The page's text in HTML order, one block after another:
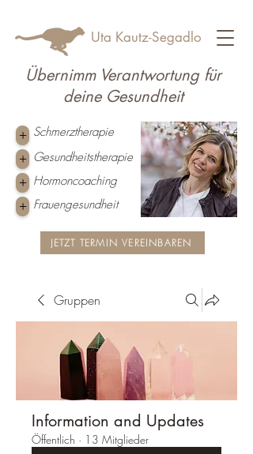
Uta Kautz-Segadlo
Übernimm Verantwortung für
deine Gesundheit
+
+
+
+
Schmerztherapie
Gesundheitstherapie
Hormoncoaching
Frauengesundheit
JETZT TERMIN VEREINBAREN
Gruppen
Information and Updates
Öffentlich · 13 Mitglieder